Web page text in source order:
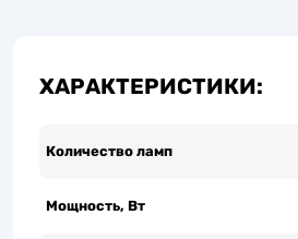
ХАРАКТЕРИСТИКИ:
Количество ламп
Мощность, Вт